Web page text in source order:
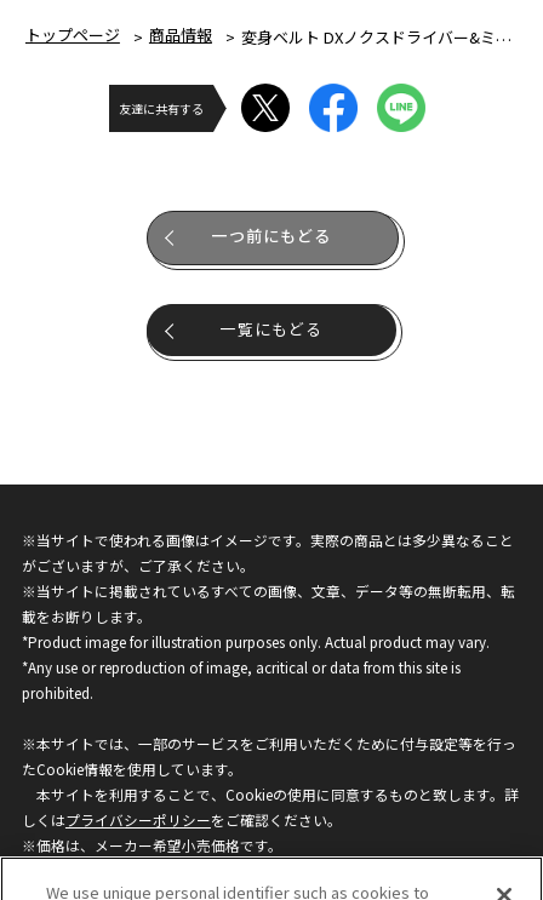
トップページ 商品情報 変身ベルト DXノクスドライバー&ミッドナイトシャドウカプセム スペシャルなりきりセット
友達に共有する
一つ前にもどる
一覧にもどる
※当サイトで使われる画像はイメージです。実際の商品とは多少異なること
がございますが、ご了承ください。
※当サイトに掲載されているすべての画像、文章、データ等の無断転用、転
載をお断りします。
*Product image for illustration purposes only. Actual product may vary.
*Any use or reproduction of image, acritical or data from this site is
prohibited.
※本サイトでは、一部のサービスをご利用いただくために付与設定等を行っ
たCookie情報を使用しています。
本サイトを利用することで、Cookieの使用に同意するものと致します。詳
しくはプライバシーポリシーをご確認ください。
※価格は、メーカー希望小売価格です。
ざいますのでご了承ください。
We use unique personal identifier such as cookies to